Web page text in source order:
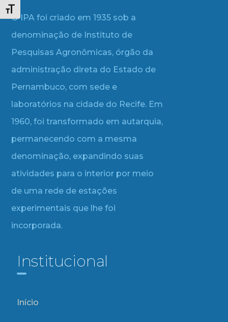
Alternar tamanho da fonte
O IPA foi criado em 1935 sob a
denominação de Instituto de
Pesquisas Agronômicas, órgão da
administração direta do Estado de
Pernambuco, com sede e
laboratórios na cidade do Recife. Em
1960, foi transformado em autarquia,
permanecendo com a mesma
denominação, expandindo suas
atividades para o interior por meio
de uma rede de estações
experimentais que lhe foi
incorporada.
Institucional
Início